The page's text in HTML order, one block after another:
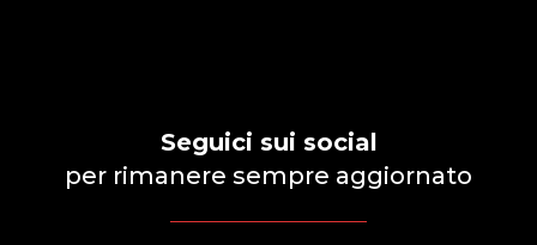
Seguici sui social
per rimanere sempre aggiornato